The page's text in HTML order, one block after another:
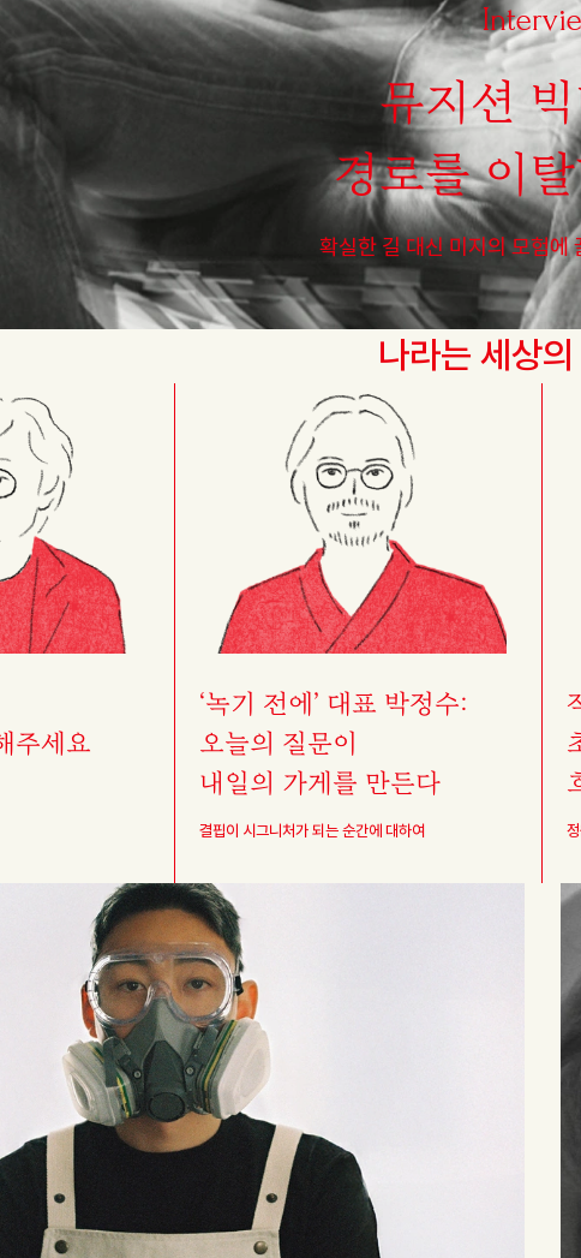
뮤지션
경로를 이
확실한 길 대신 미지의 모험에
나라는 세상
주세요
‘녹기 전에’ 대표 박정수:
오늘의 질문이
내일의 가게를 만든다
결핍이 시그니처가 되는 순간에 대하여